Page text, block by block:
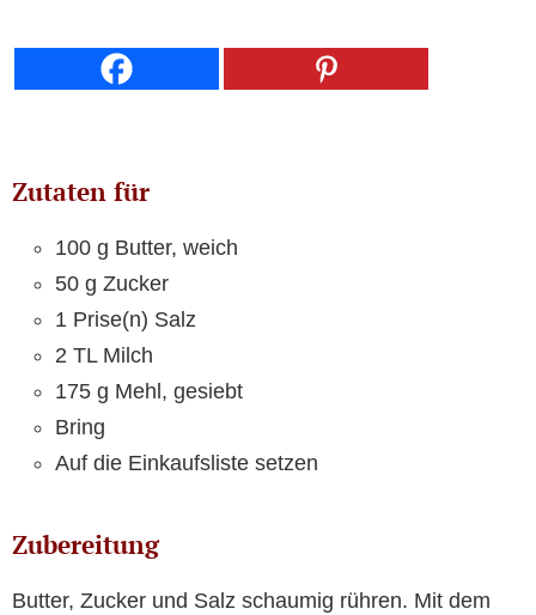
Zutaten für
100 g Butter, weich
50 g Zucker
1 Prise(n) Salz
2 TL Milch
175 g Mehl, gesiebt
Bring
Auf die Einkaufsliste setzen
Zubereitung
Butter, Zucker und Salz schaumig rühren. Mit dem